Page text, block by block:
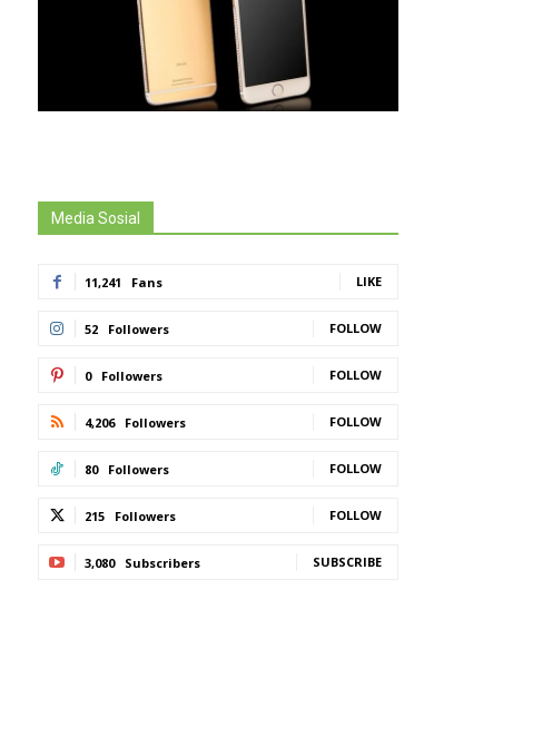
Media Sosial
11,241 Fans LIKE
52 Followers FOLLOW
0 Followers FOLLOW
4,206 Followers FOLLOW
80 Followers FOLLOW
215 Followers FOLLOW
3,080 Subscribers SUBSCRIBE